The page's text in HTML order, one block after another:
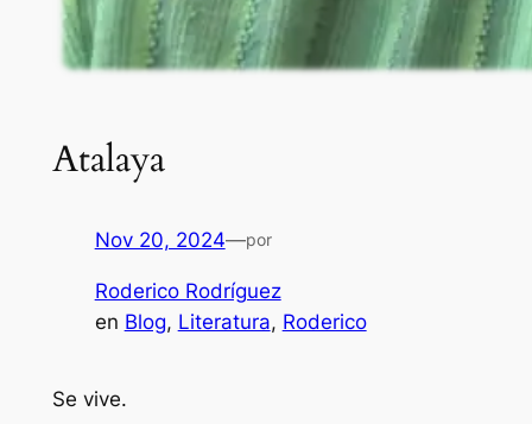
Atalaya
Nov 20, 2024—por
Roderico Rodríguez
en Blog, Literatura, Roderico
Se vive.